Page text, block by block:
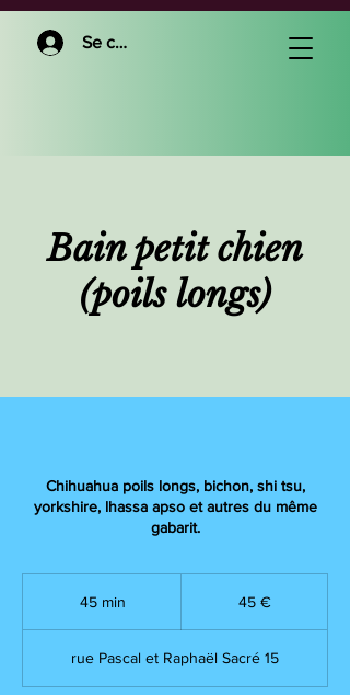
Se connecter
Bain petit chien
(poils longs)
Chihuahua poils longs, bichon, shi tsu,
yorkshire, lhassa apso et autres du même
gabarit.
45 min
i
n
45 €
rue Pascal et Raphaël Sacré 15